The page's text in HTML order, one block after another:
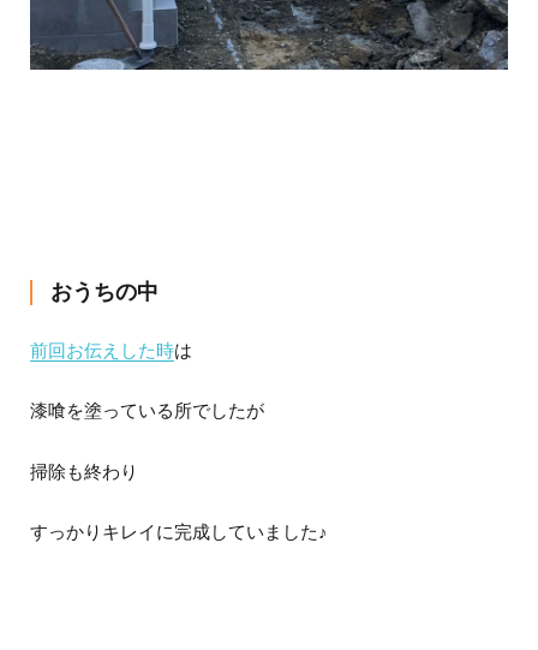
おうちの中
前回お伝えした時は
漆喰を塗っている所でしたが
掃除も終わり
すっかりキレイに完成していました♪